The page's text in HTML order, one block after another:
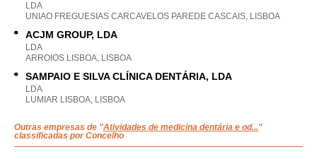
LDA
UNIAO FREGUESIAS CARCAVELOS PAREDE CASCAIS, LISBOA
ACJM GROUP, LDA
LDA
ARROIOS LISBOA, LISBOA
SAMPAIO E SILVA CLÍNICA DENTÁRIA, LDA
LDA
LUMIAR LISBOA, LISBOA
Outras empresas de "Atividades de medicina dentária e od..."
classificadas por Concelho